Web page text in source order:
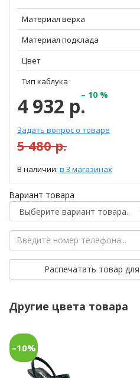
Материал верха
Материал подклада
Цвет
Тип каблука
4 932 р.– 10 %
Задать вопрос о товаре
5 480 р.
В наличии: в 3 магазинах
Вариант товара
Распечатать товар
Другие цвета товара
–10%